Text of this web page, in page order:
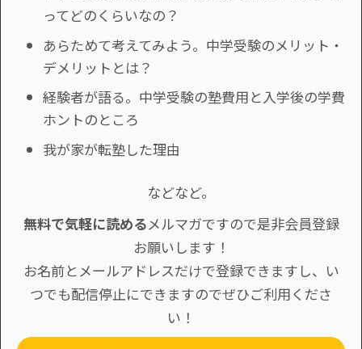
ってどのくらいなの？
あらためて考えてみよう。中学受験のメリット・
デメリットとは？
経験者が語る。中学受験の塾費用と入学後の学費
ホントのところ
我が家が転塾した理由
などなど。
無料で気軽に読めるメルマガですので是非会員登録
お願いします！
お名前とメールアドレスだけで登録できますし、い
つでも配信停止にできますのでぜひご利用くださ
い！